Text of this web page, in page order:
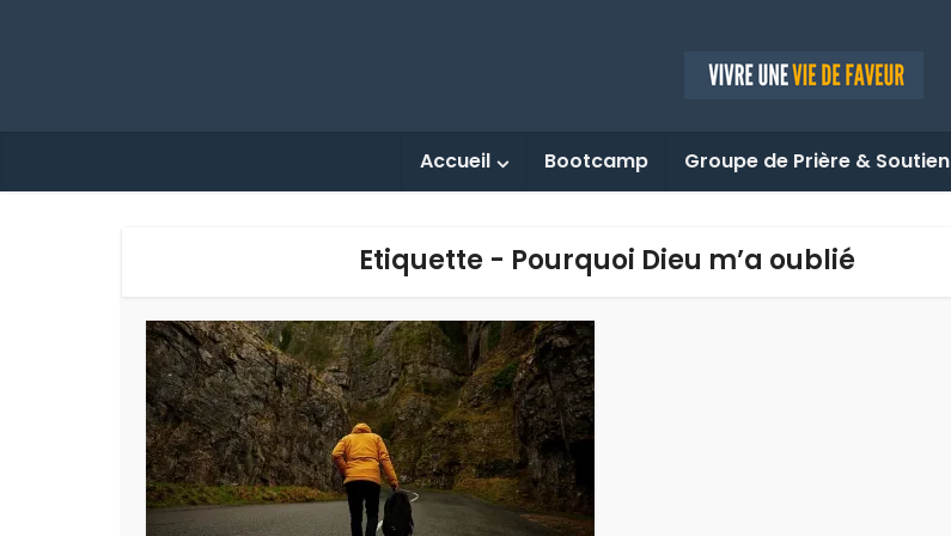
Accueil Bootcamp Groupe de Prière & Soutien
Etiquette - Pourquoi Dieu m’a oublié